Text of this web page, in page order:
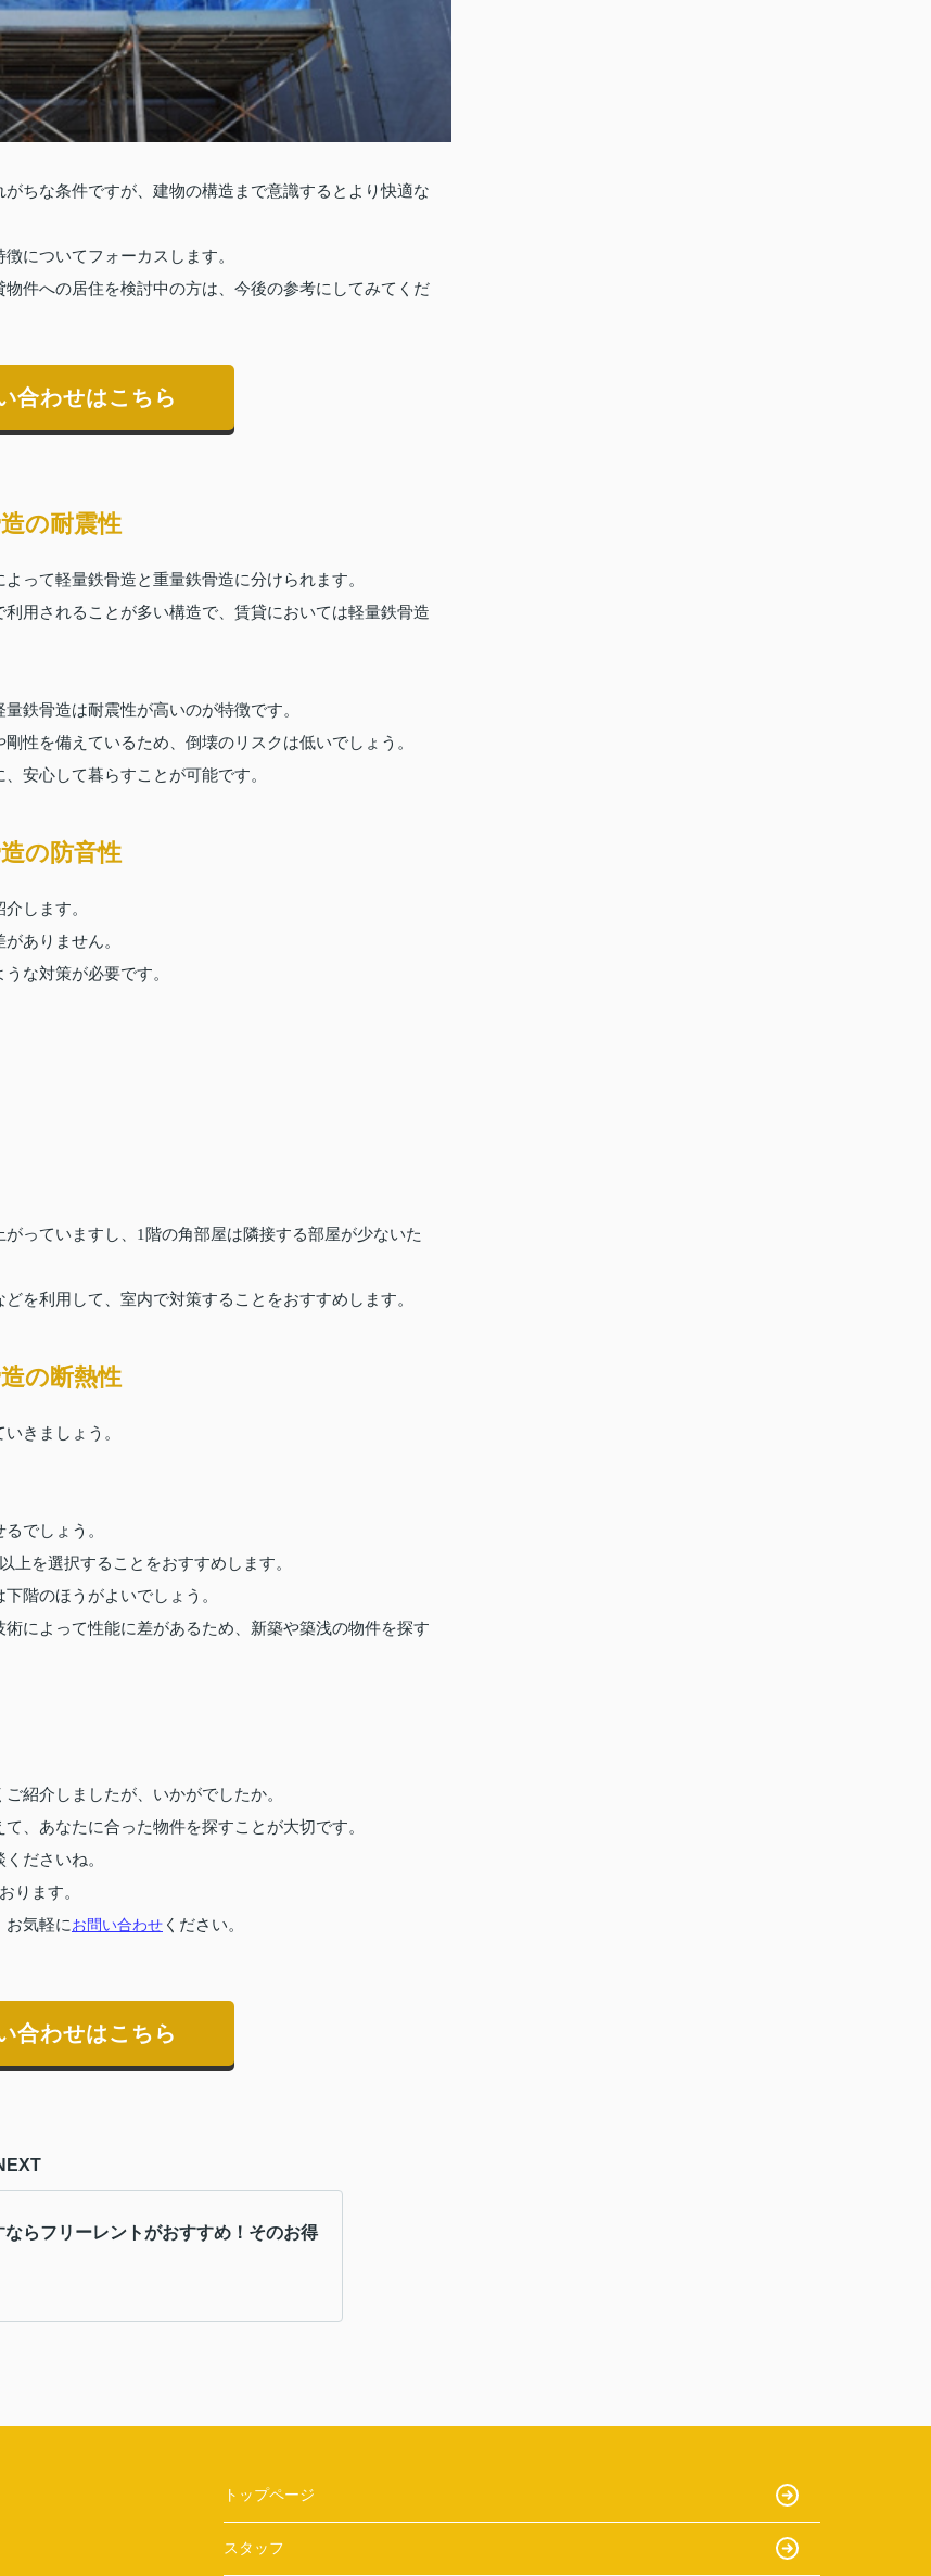
ちな条件ですが、建物の構造まで意識するとより快適な
についてフォーカスします。
件への居住を検討中の方は、今後の参考にしてみてくだ
合わせはこちら
の耐震性
って軽量鉄骨造と重量鉄骨造に分けられます。
用されることが多い構造で、賃貸においては軽量鉄骨造
鉄骨造は耐震性が高いのが特徴です。
性を備えているため、倒壊のリスクは低いでしょう。
安心して暮らすことが可能です。
の防音性
します。
ありません。
な対策が必要です。
っていますし、1階の角部屋は隣接する部屋が少ないた
を利用して、室内で対策することをおすすめします。
の断熱性
きましょう。
でしょう。
上を選択することをおすすめします。
階のほうがよいでしょう。
によって性能に差があるため、新築や築浅の物件を探す
紹介しましたが、いかがでしたか。
、あなたに合った物件を探すことが大切です。
ださいね。
ります。
お気軽にお問い合わせ ください。
合わせはこちら
らフリーレントがおすすめ！そのお得
トップページ
スタッフ